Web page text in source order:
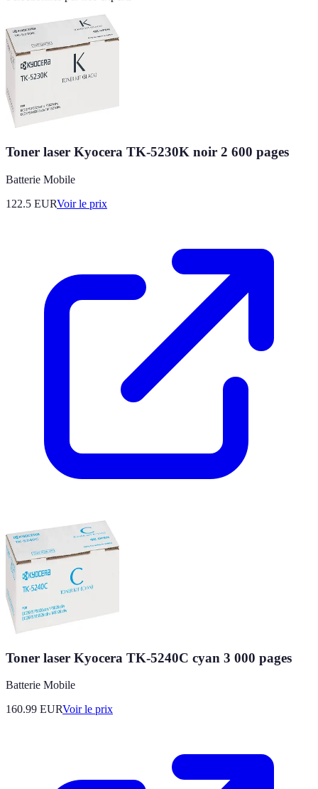
Toner laser Kyocera TK-5230K noir 2 600 pages
Batterie Mobile
122.5 EURVoir le prix
Toner laser Kyocera TK-5240C cyan 3 000 pages
Batterie Mobile
160.99 EURVoir le prix